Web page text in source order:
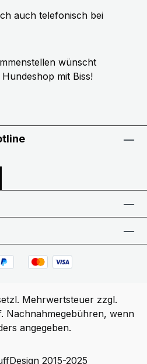
auch telefonisch bei
wünscht
mit Biss!
Mehrwertsteuer zzgl.
Nachnahmegebühren, wenn
angegeben.
2015-2025